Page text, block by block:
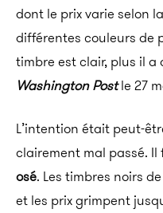
dont le prix varie selon
différentes couleurs de
timbre est clair, plus il
Washington Postle 27
L’intention était peut-
clairement mal passé.
osé. Les timbres noirs
et les prix grimpent